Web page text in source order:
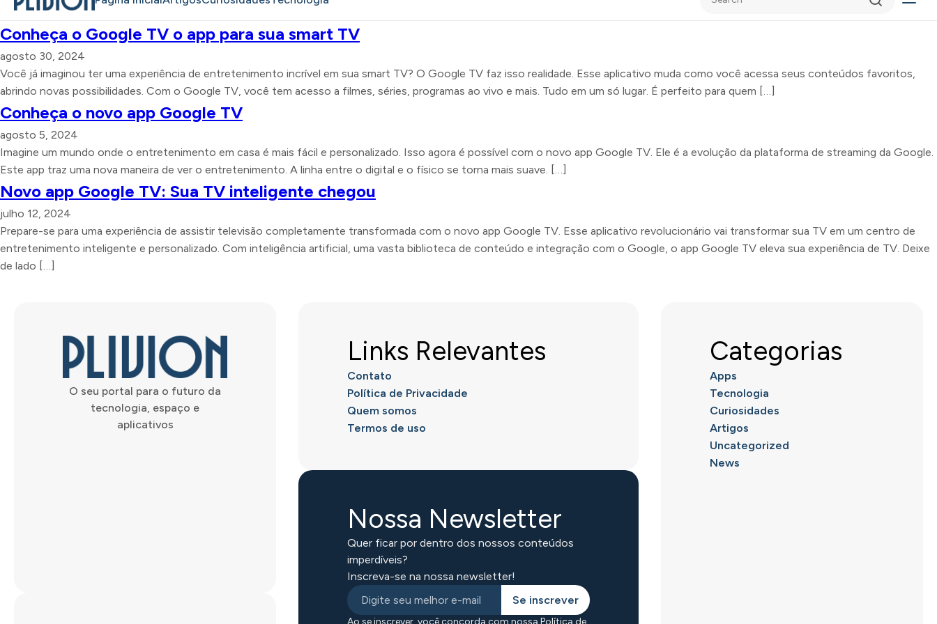
Conheça o Google TV o app para sua smart TV
agosto 30, 2024
Você já imaginou ter uma experiência de entretenimento incrível em sua smart TV? O Google TV faz isso realidade. Esse aplicativo muda como você acessa seus conteúdos favoritos,
abrindo novas possibilidades. Com o Google TV, você tem acesso a filmes, séries, programas ao vivo e mais. Tudo em um só lugar. É perfeito para quem […]
Conheça o novo app Google TV
agosto 5, 2024
Imagine um mundo onde o entretenimento em casa é mais fácil e personalizado. Isso agora é possível com o novo app Google TV. Ele é a evolução da plataforma de streaming da Google.
Este app traz uma nova maneira de ver o entretenimento. A linha entre o digital e o físico se torna mais suave. […]
Novo app Google TV: Sua TV inteligente chegou
julho 12, 2024
Prepare-se para uma experiência de assistir televisão completamente transformada com o novo app Google TV. Esse aplicativo revolucionário vai transformar sua TV em um centro de
entretenimento inteligente e personalizado. Com inteligência artificial, uma vasta biblioteca de conteúdo e integração com o Google, o app Google TV eleva sua experiência de TV. Deixe
de lado […]
O seu portal para o futuro da
tecnologia, espaço e
aplicativos
Links Relevantes
Contato
Política de Privacidade
Quem somos
Termos de uso
Nossa Newsletter
Quer ficar por dentro dos nossos conteúdos
imperdíveis?
Inscreva-se na nossa newsletter!
Se inscrever
Ao se inscrever, você concorda com nossa Política de
Categorias
Apps
Tecnologia
Curiosidades
Artigos
Uncategorized
News